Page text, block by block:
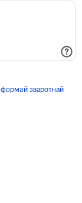
формай зваротнай